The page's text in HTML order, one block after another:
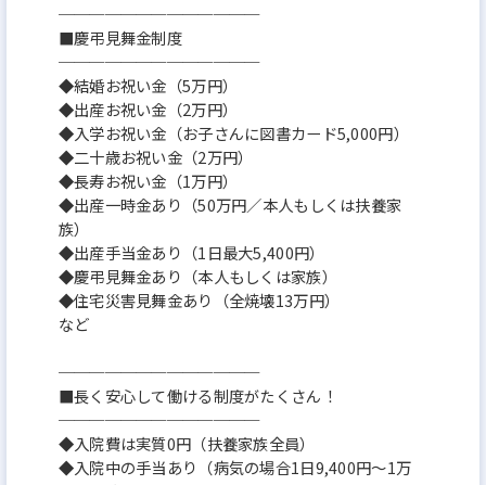
─────────────
■慶弔見舞金制度
─────────────
◆結婚お祝い金（5万円）
◆出産お祝い金（2万円）
◆入学お祝い金（お子さんに図書カード5,000円）
◆二十歳お祝い金（2万円）
◆長寿お祝い金（1万円）
◆出産一時金あり（50万円／本人もしくは扶養家
族）
◆出産手当金あり（1日最大5,400円）
◆慶弔見舞金あり（本人もしくは家族）
◆住宅災害見舞金あり（全焼壊13万円）
など
─────────────
■長く安心して働ける制度がたくさん！
─────────────
◆入院費は実質0円（扶養家族全員）
◆入院中の手当あり（病気の場合1日9,400円～1万